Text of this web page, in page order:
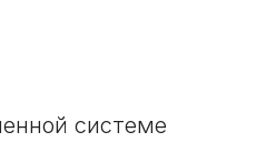
системе